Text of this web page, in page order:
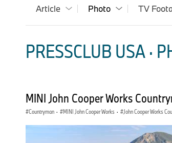
Article Photo TV
PRESSCLUB USA ·
MINI John Cooper Works
Countryman · MINI John Cooper Works · John Cooper Works